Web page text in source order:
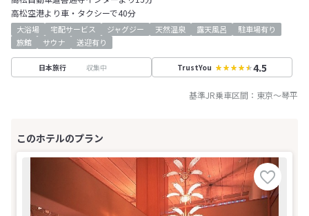
高松空港より車・タクシーで40分
大浴場 宅配サービス ジャグジー 天然温泉 露天風呂
駐車場有り
旅館
サウナ 送迎有り
日本旅行 収集中 TrustYou 4.5
基準JR乗車区間： 東京～琴平